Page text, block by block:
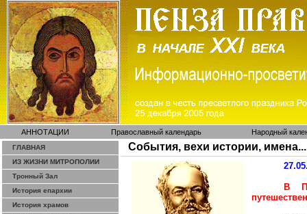
АННОТАЦИИ Православный календарь Народный
ГЛАВНАЯ
ИЗ ЖИЗНИ МИТРОПОЛИИ
Тронный Зал
История епархии
История храмов
События, вехи истории, имена...
В